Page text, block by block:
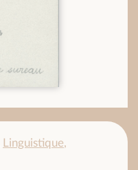
Linguistique,